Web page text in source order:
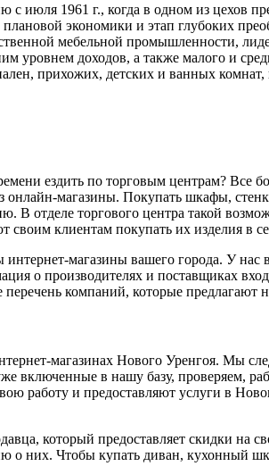
1961 г., когда в одном из цехов
экономики и этап глубоких
мебельной промышленности,
уровнем доходов, а также малого и
прихожих, детских и ванных
ездить по торговым центрам?
магазины. Покупать шкафы,
В отделе торгового центра такой
своим клиентам покупать их изделия в
магазины вашего города. У
о производителях и поставщиках
компаний, которые предлагают
магазинах Нового Уренгоя. Мы
в нашу базу, проверяем,
работу и предоставляют услуги в
который предоставляет скидки
них. Чтобы купать диван, кухонный